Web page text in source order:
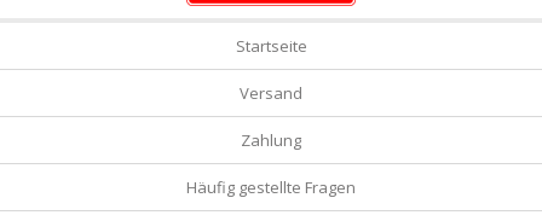
Startseite
Versand
Zahlung
Häufig gestellte Fragen